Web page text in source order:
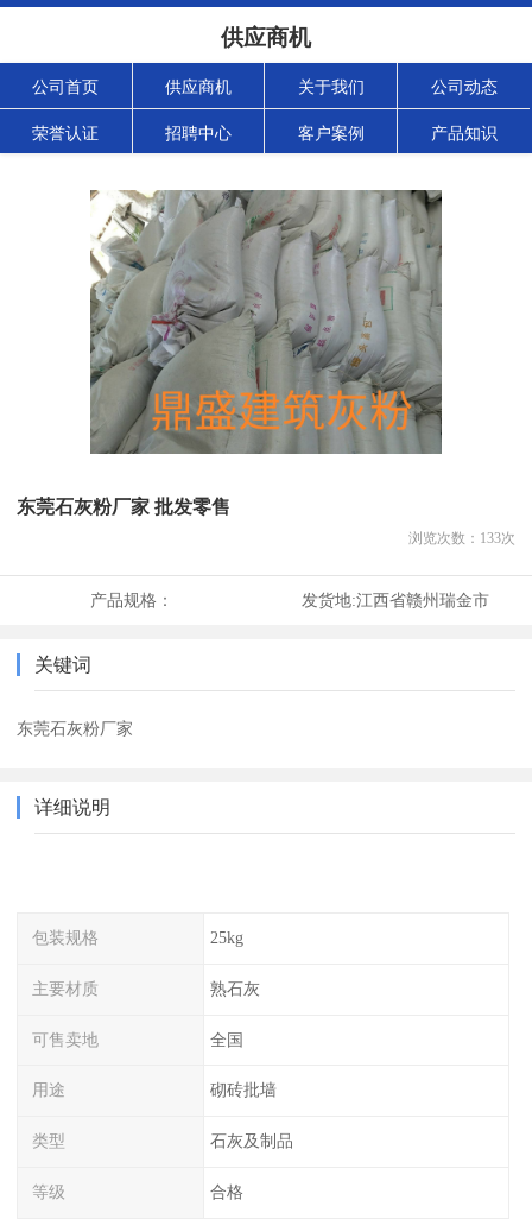
供应商机
公司首页 供应商机 关于我们 公司动态
荣誉认证 招聘中心 客户案例 产品知识
东莞石灰粉厂家 批发零售
浏览次数： 133次
产品规格： 发货地:江西省赣州瑞金市
关键词
东莞石灰粉厂家
详细说明
包装规格 25kg
主要材质 熟石灰
可售卖地 全国
用途 砌砖批墙
类型 石灰及制品
等级 合格